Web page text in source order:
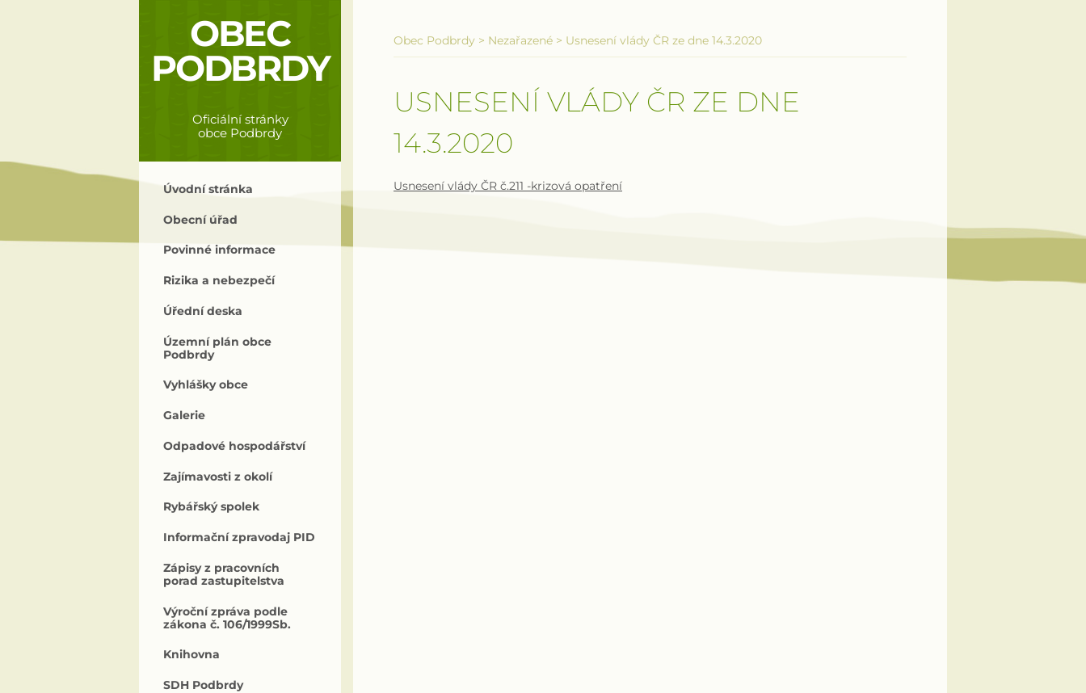
OBEC
PODBRDY
Oficiální stránky
obce Podbrdy
Úvodní stránka
Obecní úřad
Povinné informace
Rizika a nebezpečí
Úřední deska
Územní plán obce
Podbrdy
Vyhlášky obce
Galerie
Odpadové hospodářství
Zajímavosti z okolí
Rybářský spolek
Informační zpravodaj PID
Zápisy z pracovních
porad zastupitelstva
Výroční zpráva podle
zákona č. 106/1999Sb.
Knihovna
SDH Podbrdy
Obec Podbrdy > Nezařazené > Usnesení vlády ČR ze dne 14.3.2020
USNESENÍ VLÁDY ČR ZE DNE
14.3.2020
Usnesení vlády ČR č.211 -krizová opatření